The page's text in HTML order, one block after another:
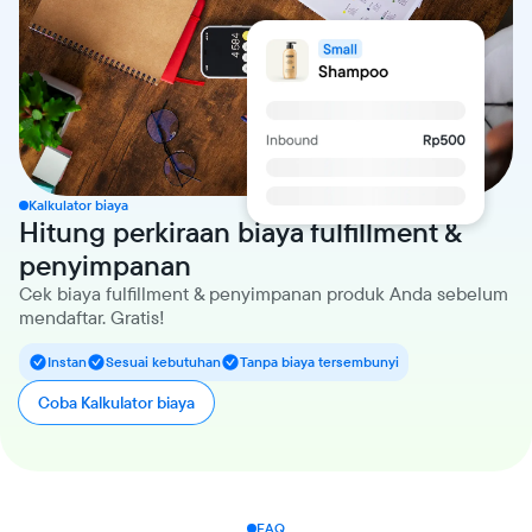
Kalkulator biaya
Hitung perkiraan biaya fulfillment &
penyimpanan
Cek biaya fulfillment & penyimpanan produk Anda sebelum
mendaftar. Gratis!
Instan Sesuai kebutuhan Tanpa biaya tersembunyi
Coba Kalkulator biaya
FAQ